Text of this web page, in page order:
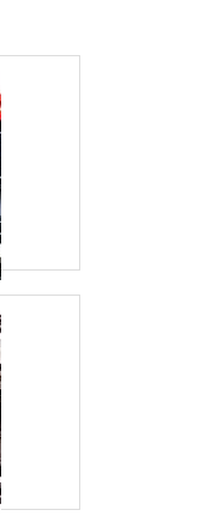
que
todas as
na
de melhor
grande
de para-
de
e
investiu
e em
Verde
apontada
e
de
e em uma
Geradores.
geradores
GMG,
a fidelização
em locação
apenas
serviços que
detalhes
prejuízo
formas
e autoridade
pelas quais a
gerador
com os